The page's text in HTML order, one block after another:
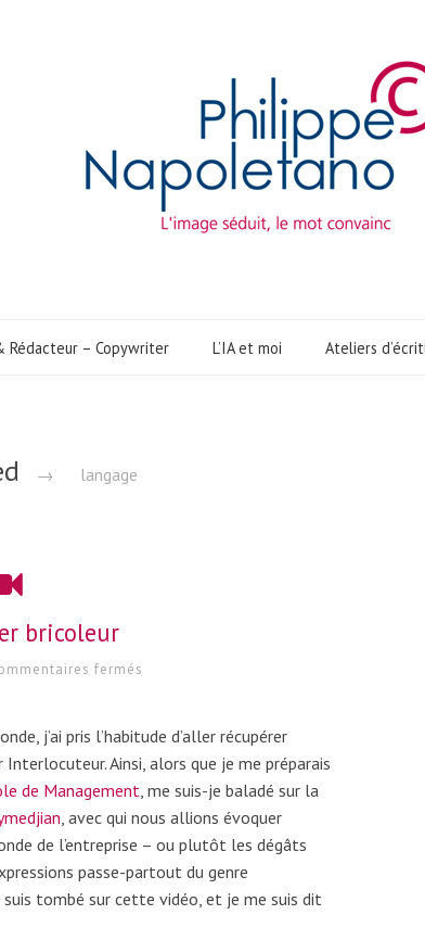
Rédacteur – Copywriter L’IA et moi Ateliers
→ langage
bricoleur
fermés
bricoleur
j’ai pris l’habitude d’aller récupérer
Ainsi, alors que je me préparais
de Management, me suis-je baladé sur la
, avec qui nous allions évoquer
de l’entreprise – ou plutôt les dégâts
passe-partout du genre
tombé sur cette vidéo, et je me suis dit